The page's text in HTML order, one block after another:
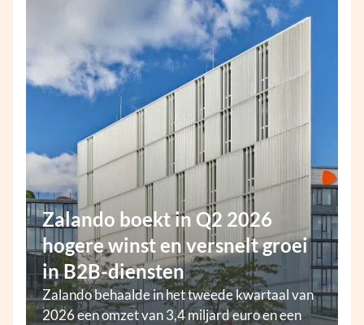
Zalando boekt in Q2 2026
hogere winst en versnelt groei
in B2B-diensten
Zalando behaalde in het tweede kwartaal van
2026 een omzet van 3,4 miljard euro en een